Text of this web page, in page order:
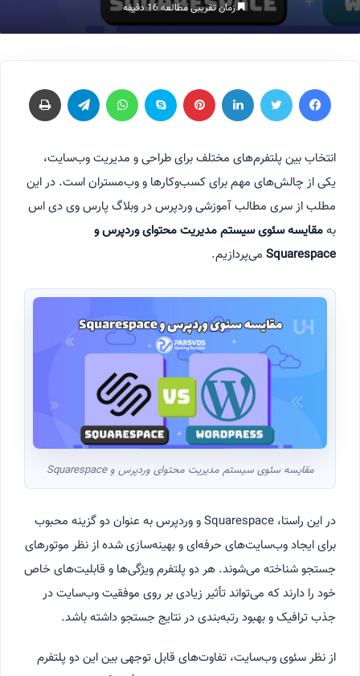
زمان تقریبی مطالعه 16 دقیقه
فیسبوک توییتر لینکداین پینتریست اسکایپ واتس آپ تلگرام چاپ
انتخاب بین پلتفرم‌های مختلف برای طراحی و مدیریت وب‌سایت،
یکی از چالش‌های مهم برای کسب‌وکارها و وب‌مستران است. در این
مطلب از سری مطالب آموزشی وردپرس در وبلاگ پارس وی دی اس
بهمقایسه سئوی سیستم مدیریت محتوای وردپرس و
Squarespace می‌پردازیم.
مقایسه سئوی سیستم مدیریت محتوای وردپرس و Squarespace
در این راستا، Squarespace و وردپرس به عنوان دو گزینه محبوب
برای ایجاد وب‌سایت‌های حرفه‌ای و بهینه‌سازی شده از نظر موتورهای
جستجو شناخته می‌شوند. هر دو پلتفرم ویژگی‌ها و قابلیت‌های خاص
خود را دارند که می‌تواند تأثیر زیادی بر روی موفقیت وب‌سایت در
جذب ترافیک و بهبود رتبه‌بندی در نتایج جستجو داشته باشد.
از نظر سئوی وب‌سایت، تفاوت‌های قابل توجهی بین این دو پلتفرم